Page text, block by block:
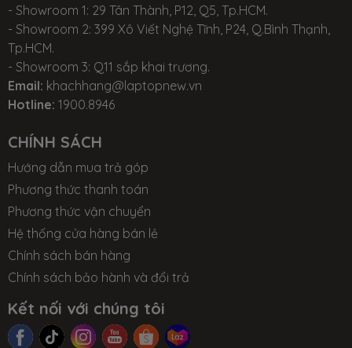
- Showroom 1: 29 Tân Thành, P12, Q5, Tp.HCM.
- Showroom 2: 399 Xô Viết Nghệ Tĩnh, P24, Q.Bình Thạnh,
Tp.HCM.
- Showroom 3: Q11 sắp khai trương.
Email: khachhang@laptopnew.vn
Hotline: 1900.8946
CHÍNH SÁCH
Hướng dẫn mua trả góp
Phương thức thanh toán
Phương thức vận chuyển
Hệ thống cửa hàng bán lẻ
Chính sách bán hàng
Chính sách bảo hành và đổi trả
Kết nối với chúng tôi